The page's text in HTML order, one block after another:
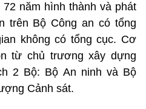
năm hình thành và phát
trên Bộ Công an có tổng
không có tổng cục. Cơ
từ chủ trương xây dựng
2 Bộ: Bộ An ninh và Bộ
Cảnh sát.